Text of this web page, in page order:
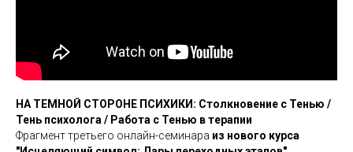
НА ТЕМНОЙ СТОРОНЕ ПСИХИКИ: Столкновение с Тенью /
Тень психолога / Работа с Тенью в терапии
Фрагмент третьего онлайн-семинара из нового курса